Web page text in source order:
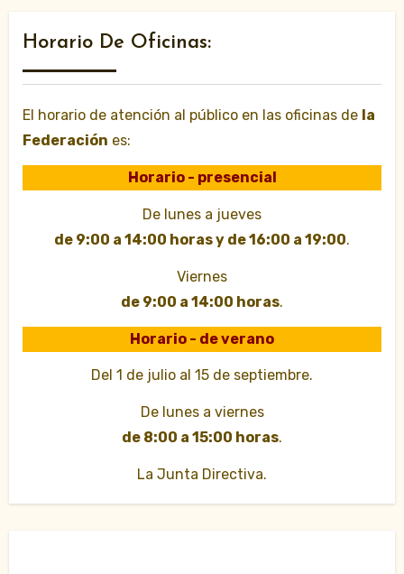
Horario De Oficinas:
El horario de atención al público en las oficinas de la
Federación es:
Horario - presencial
De lunes a jueves
de 9:00 a 14:00 horas y de 16:00 a 19:00.
Viernes
de 9:00 a 14:00 horas.
Horario - de verano
Del 1 de julio al 15 de septiembre.
De lunes a viernes
de 8:00 a 15:00 horas.
La Junta Directiva.